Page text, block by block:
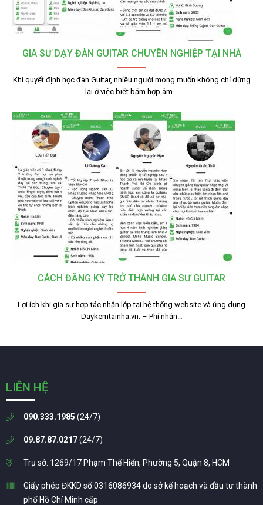
GIA SƯ DẠY ĐÀN GUITAR CHUYÊN NGHIỆP TẠI NHÀ
Khi quyết định học đàn Guitar, nhiều người mong muốn không chỉ dừng
lại ở việc biết bấm hợp âm…
CÁCH ĐĂNG KÝ TRỞ THÀNH GIA SƯ GUITAR
Lợi ích khi gia sư hợp tác nhận lớp tại hệ thống website và ứng dụng
Daykemtainha.vn: – Phí nhận…
LIÊN HỆ
090.333.1985 (24/7)
09.87.87.0217(24/7)
Trụ sở: 1269/17 Phạm Thế Hiển, Phường 5, Quận 8, HCM
Giấy phép ĐKKD số 0316086934 do sở kế hoạch và đầu tư thành
phố Hồ Chí Minh cấp